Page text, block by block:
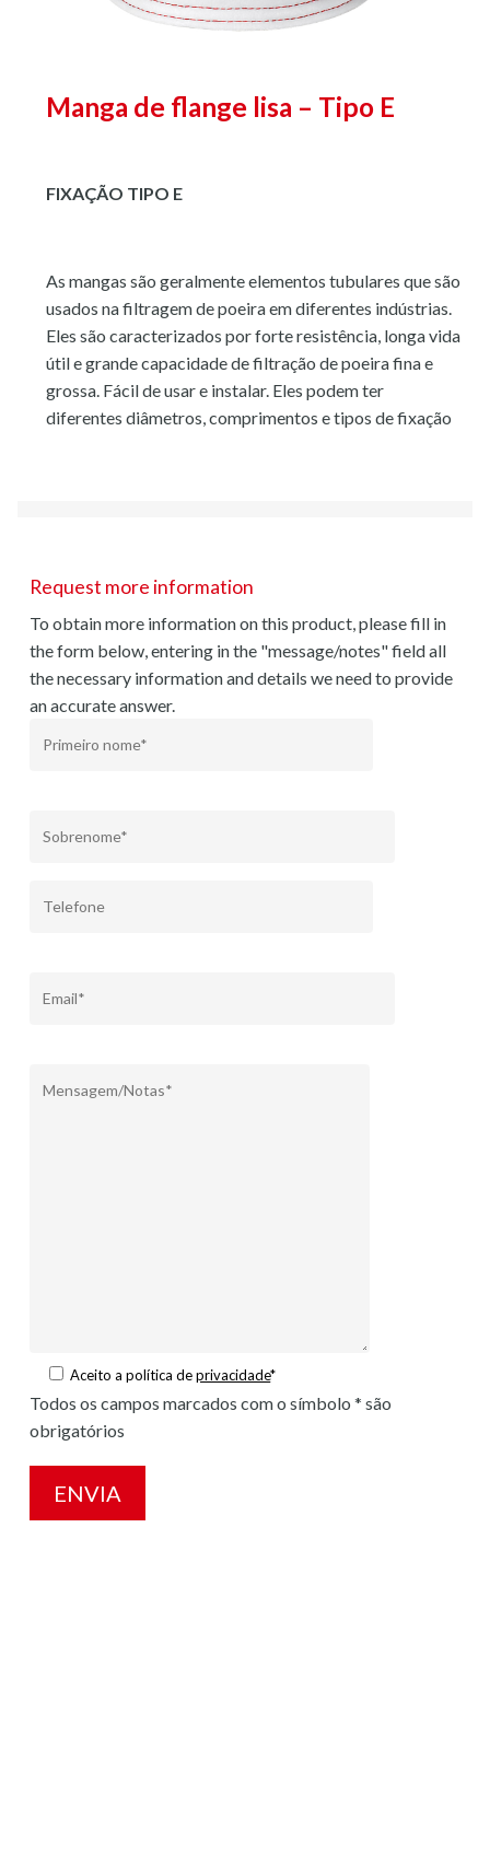
Manga de flange lisa – Tipo E
FIXAÇÃO TIPO E
As mangas são geralmente elementos tubulares que são
usados na filtragem de poeira em diferentes indústrias.
Eles são caracterizados por forte resistência, longa vida
útil e grande capacidade de filtração de poeira fina e
grossa. Fácil de usar e instalar. Eles podem ter
diferentes diâmetros, comprimentos e tipos de fixação
Request more information
To obtain more information on this product, please fill in
the form below, entering in the "message/notes" field all
the necessary information and details we need to provide
an accurate answer.
Aceito a política deprivacidade*
Todos os campos marcados com o símbolo * são
obrigatórios